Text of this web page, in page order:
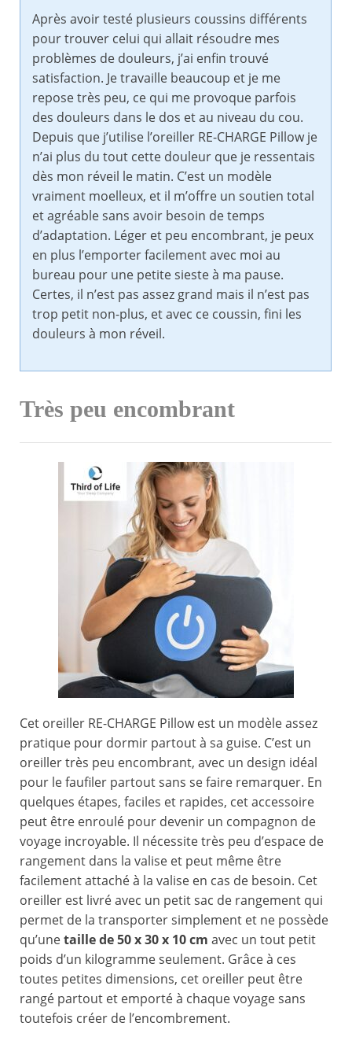
Après avoir testé plusieurs coussins différents
pour trouver celui qui allait résoudre mes
problèmes de douleurs, j’ai enfin trouvé
satisfaction. Je travaille beaucoup et je me
repose très peu, ce qui me provoque parfois
des douleurs dans le dos et au niveau du cou.
Depuis que j’utilise l’oreiller RE-CHARGE Pillow je
n’ai plus du tout cette douleur que je ressentais
dès mon réveil le matin. C’est un modèle
vraiment moelleux, et il m’offre un soutien total
et agréable sans avoir besoin de temps
d’adaptation. Léger et peu encombrant, je peux
en plus l’emporter facilement avec moi au
bureau pour une petite sieste à ma pause.
Certes, il n’est pas assez grand mais il n’est pas
trop petit non-plus, et avec ce coussin, fini les
douleurs à mon réveil.
Très peu encombrant
Cet oreiller RE-CHARGE Pillow est un modèle assez
pratique pour dormir partout à sa guise. C’est un
oreiller très peu encombrant, avec un design idéal
pour le faufiler partout sans se faire remarquer. En
quelques étapes, faciles et rapides, cet accessoire
peut être enroulé pour devenir un compagnon de
voyage incroyable. Il nécessite très peu d’espace de
rangement dans la valise et peut même être
facilement attaché à la valise en cas de besoin. Cet
oreiller est livré avec un petit sac de rangement qui
permet de la transporter simplement et ne possède
qu’unetaille de 50 x 30 x 10 cm avec un tout petit
poids d’un kilogramme seulement. Grâce à ces
toutes petites dimensions, cet oreiller peut être
rangé partout et emporté à chaque voyage sans
toutefois créer de l’encombrement.